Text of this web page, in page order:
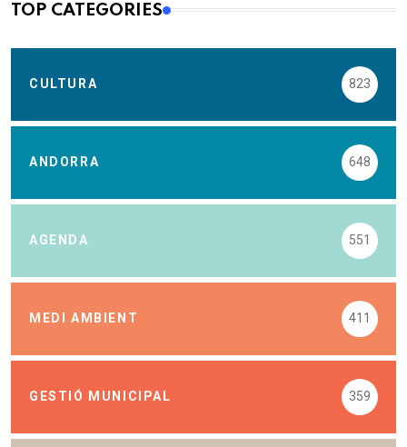
TOP CATEGORIES
CULTURA 823
ANDORRA 648
AGENDA 551
MEDI AMBIENT 411
GESTIÓ MUNICIPAL 359